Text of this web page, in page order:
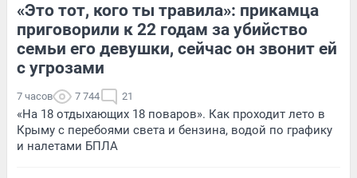
«Это тот, кого ты травила»: прикамца
приговорили к 22 годам за убийство
семьи его девушки, сейчас он звонит ей
с угрозами
7 часов 7 744 21
«На 18 отдыхающих 18 поваров». Как проходит лето в
Крыму с перебоями света и бензина, водой по графику
и налетами БПЛА